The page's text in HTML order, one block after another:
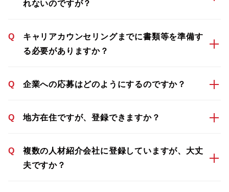
れないのですが？
Q
キャリアカウンセリングまでに書類等を準備す
る必要がありますか？
Q 企業への応募はどのようにするのですか？
Q 地方在住ですが、登録できますか？
Q
複数の人材紹介会社に登録していますが、大丈
夫ですか？